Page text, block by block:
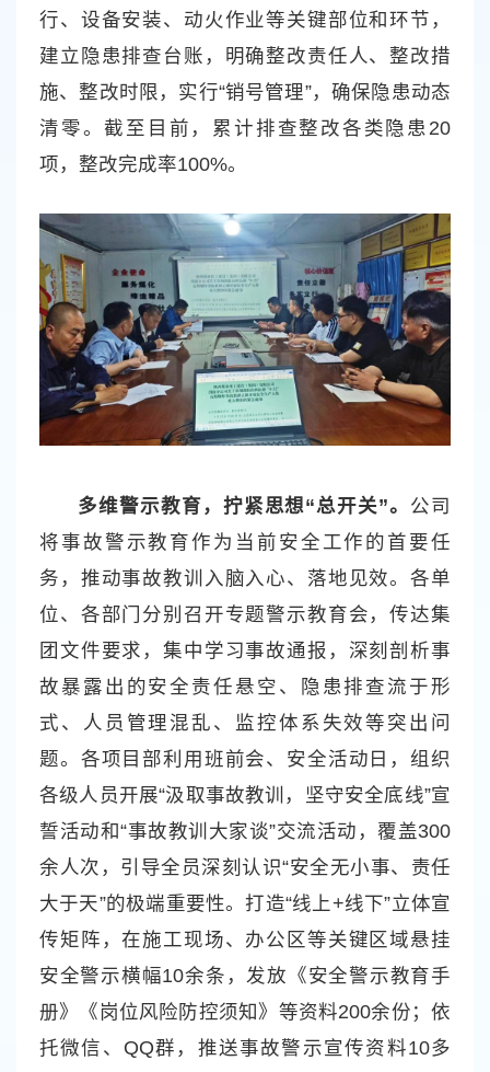
行、设备安装、动火作业等关键部位和环节，
建立隐患排查台账，明确整改责任人、整改措
施、整改时限，实行“销号管理”，确保隐患动态
清零。截至目前，累计排查整改各类隐患20
项，整改完成率100%。
多维警示教育，拧紧思想“总开关”。 公司
将事故警示教育作为当前安全工作的首要任
务，推动事故教训入脑入心、落地见效。各单
位、各部门分别召开专题警示教育会，传达集
团文件要求，集中学习事故通报，深刻剖析事
故暴露出的安全责任悬空、隐患排查流于形
式、人员管理混乱、监控体系失效等突出问
题。各项目部利用班前会、安全活动日，组织
各级人员开展“汲取事故教训，坚守安全底线”宣
誓活动和“事故教训大家谈”交流活动，覆盖300
余人次，引导全员深刻认识“安全无小事、责任
大于天”的极端重要性。打造“线上+线下”立体宣
传矩阵，在施工现场、办公区等关键区域悬挂
安全警示横幅10余条，发放《安全警示教育手
册》《岗位风险防控须知》等资料200余份；依
托微信、QQ群，推送事故警示宣传资料10多